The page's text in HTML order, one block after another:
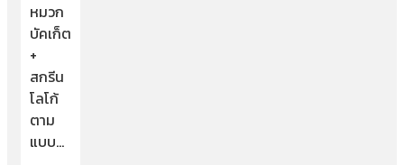
หมวก
บัคเก็ต
+
สกรีน
โลโก้
ตาม
แบบ…